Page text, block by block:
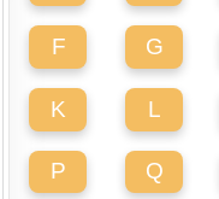
F G
K L
P Q